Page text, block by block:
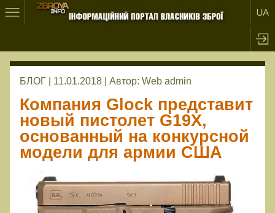
БЛОГ | 11.01.2018 | Автор: Web admin
Компания Glock представит
новый пистолет G19X,
основанный на конкурсной
модели для армии США